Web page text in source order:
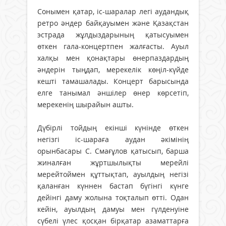
Сонымен қатар, іс-шаралар легі аудандық
ретро әндер байқауымен және Қазақстан
эстрада жұлдыздарының қатысуымен
өткен гала-концертпен жалғасты. Ауыл
халқы мен қонақтары өнерпаздардың
әндерін тыңдап, мерекелік көңіл-күйде
кешті тамашалады. Концерт барысында
елге танымал әншілер өнер көрсетіп,
мерекенің шырайын ашты.
Дүбірлі тойдың екінші күнінде өткен
негізгі іс-шараға аудан әкімінің
орынбасары С. Смағұлов қатысып, барша
жиналған жұртшылықты мерейлі
мерейтоймен құттықтап, ауылдың негізі
қаланған күннен бастап бүгінгі күнге
дейінгі даму жолына тоқталып өтті. Одан
кейін, ауылдың дамуы мен гүлденуіне
сүбелі үлес қосқан бірқатар азаматтарға